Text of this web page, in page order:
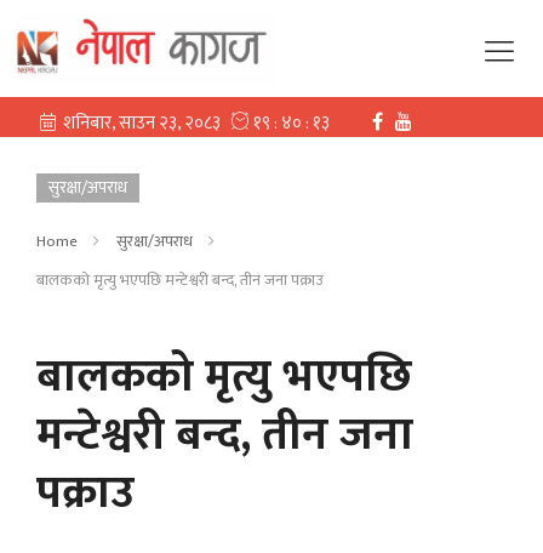
सुरक्षा/अपराध
Home
सुरक्षा/अपराध
बालकको मृत्यु भएपछि मन्टेश्वरी बन्द, तीन जना पक्राउ
बालकको मृत्यु भएपछि
मन्टेश्वरी बन्द, तीन जना
पक्राउ